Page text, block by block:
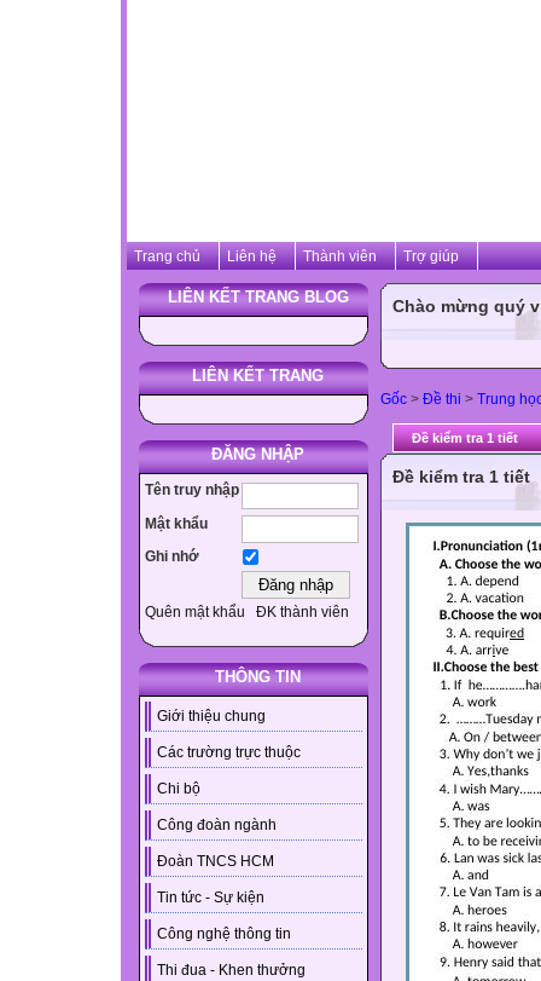
Trang chủ Liên hệ Thành viên Trợ giúp
LIÊN KẾT TRANG BLOG
LIÊN KẾT TRANG
ĐĂNG NHẬP
Tên truy nhập
Mật khẩu
Ghi nhớ
Quên mật khẩu ĐK thành viên
THÔNG TIN
Giới thiệu chung
Các trường trực thuộc
Chi bộ
Công đoàn ngành
Đoàn TNCS HCM
Tin tức - Sự kiện
Công nghệ thông tin
Thi đua - Khen thưởng
Chào mừng quý
Gốc > Đề thi > Trung
Đề kiểm tra 1 tiết
Đề kiểm tra 1 tiết